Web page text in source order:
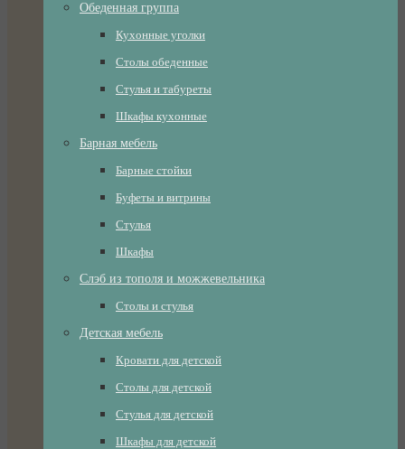
Обеденная группа
Кухонные уголки
Столы обеденные
Стулья и табуреты
Шкафы кухонные
Барная мебель
Барные стойки
Буфеты и витрины
Стулья
Шкафы
Слэб из тополя и можжевельника
Столы и стулья
Детская мебель
Кровати для детской
Столы для детской
Стулья для детской
Шкафы для детской